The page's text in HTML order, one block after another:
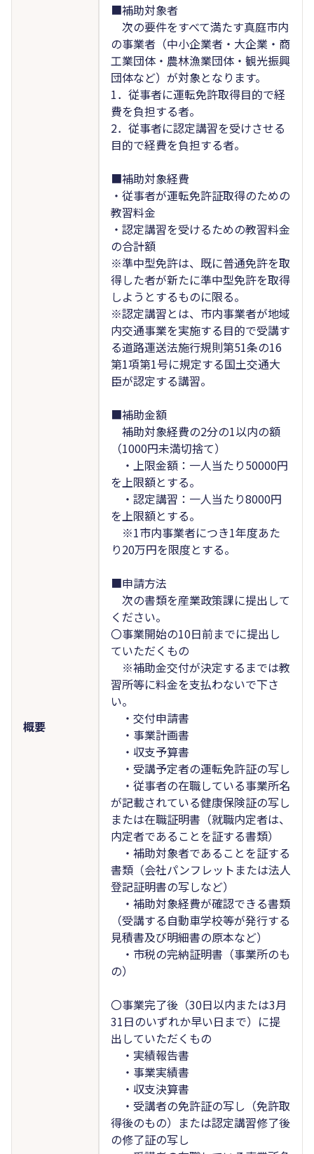
概要
■補助対象者
次の要件をすべて満たす真庭市内
の事業者（中小企業者・大企業・商
工業団体・農林漁業団体・観光振興
団体など）が対象となります。
1．従事者に運転免許取得目的で経
費を負担する者。
2．従事者に認定講習を受けさせる
目的で経費を負担する者。
■補助対象経費
・従事者が運転免許証取得のための
教習料金
・認定講習を受けるための教習料金
の合計額
※準中型免許は、既に普通免許を取
得した者が新たに準中型免許を取得
しようとするものに限る。
※認定講習とは、市内事業者が地域
内交通事業を実施する目的で受講す
る道路運送法施行規則第51条の16
第1項第1号に規定する国土交通大
臣が認定する講習。
■補助金額
補助対象経費の2分の1以内の額
（1000円未満切捨て）
・上限金額：一人当たり50000円
を上限額とする。
・認定講習：一人当たり8000円
を上限額とする。
※1市内事業者につき1年度あた
り20万円を限度とする。
■申請方法
次の書類を産業政策課に提出して
ください。
〇事業開始の10日前までに提出し
ていただくもの
※補助金交付が決定するまでは教
習所等に料金を支払わないで下さ
い。
・交付申請書
・事業計画書
・収支予算書
・受講予定者の運転免許証の写し
・従事者の在職している事業所名
が記載されている健康保険証の写し
または在職証明書（就職内定者は、
内定者であることを証する書類）
・補助対象者であることを証する
書類（会社パンフレットまたは法人
登記証明書の写しなど）
・補助対象経費が確認できる書類
（受講する自動車学校等が発行する
見積書及び明細書の原本など）
・市税の完納証明書（事業所のも
の）
〇事業完了後（30日以内または3月
31日のいずれか早い日まで）に提
出していただくもの
・実績報告書
・事業実績書
・収支決算書
・受講者の免許証の写し（免許取
得後のもの）または認定講習修了後
の修了証の写し